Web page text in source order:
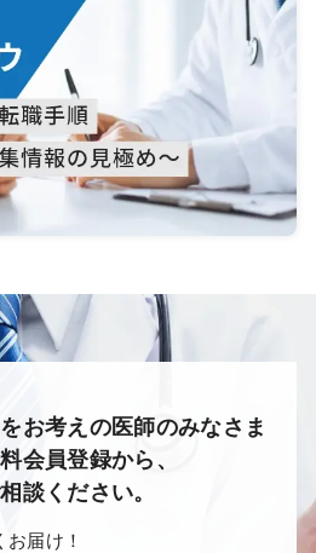
お考えの医師のみなさま
会員登録から、
談ください。
届け！